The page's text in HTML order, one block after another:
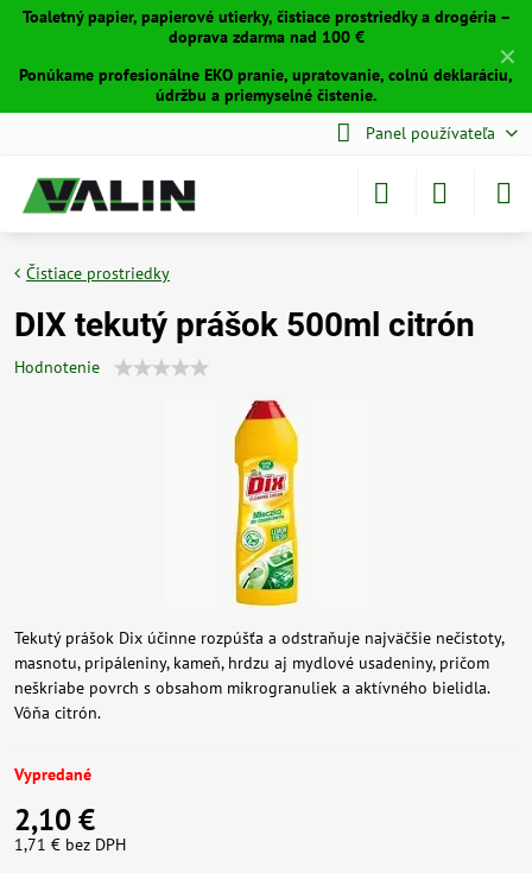
✕
Toaletný papier, papierové utierky, čistiace prostriedky a drogéria –
doprava zdarma nad 100 €
Ponúkame profesionálne EKO pranie, upratovanie, colnú deklaráciu,
údržbu a priemyselné čistenie.
Panel používateľa
Čistiace prostriedky
DIX tekutý prášok 500ml citrón
Hodnotenie
Tekutý prášok Dix účinne rozpúšťa a odstraňuje najväčšie nečistoty,
masnotu, pripáleniny, kameň, hrdzu aj mydlové usadeniny, pričom
neškriabe povrch s obsahom mikrogranuliek a aktívného bielidla.
Vôňa citrón.
Vypredané
2,10 €
1,71 € bez DPH